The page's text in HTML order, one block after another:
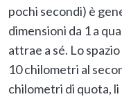
pochi secondi) è
dimensioni da 1 a
attrae a sé. Lo
10 chilometri al
chilometri di quota,